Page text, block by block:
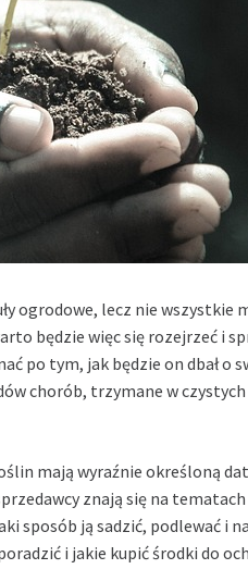
ogrodowe, lecz nie wszystkie
będzie więc się rozejrzeć i
po tym, jak będzie on dbał o
chorób, trzymane w
mają wyraźnie określoną
znają się na
sposób ją sadzić, podlewać i
i jakie kupić środki do